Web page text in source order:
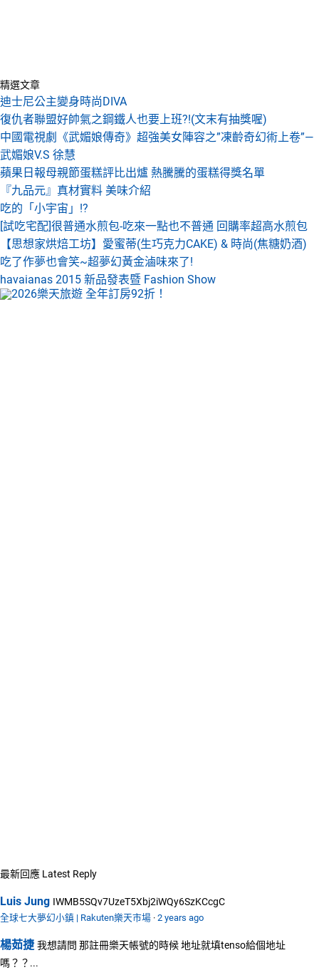
精選文章
迪士尼公主變身時尚DIVA
復仇者聯盟好帥氣之鋼鐵人也要上班?!(文末有抽獎喔)
中國電視劇《武媚娘傳奇》超強美女陣容之”凍齡奇幻術上卷”—
武媚娘V.S 徐慧
蘋果日報母親節蛋糕評比出爐 熱騰騰的蛋糕得獎名單
『九品元』真材實料 美味介紹
吃的「小宇宙」!?
[試吃宅配]很普通水煎包-吃來一點也不普通 回購率超高水煎包
【思想家烘焙工坊】愛蜜蒂(生巧克力CAKE) & 時尚(焦糖奶酒)
吃了作夢也會笑~超夢幻黃金滷味來了!
havaianas 2015 新品發表暨 Fashion Show
最新回應 Latest Reply
Luis Jung IWMB5SQv7UzeT5Xbj2iWQy6SzKCcgC
全球七大夢幻小鎮 | Rakuten樂天市場 · 2 years ago
楊茹捷 我想請問 那註冊樂天帳號的時候 地址就填tenso給個地址
嗎？？...